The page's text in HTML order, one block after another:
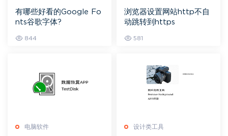
有哪些好看的Google Fo
nts谷歌字体?
844
浏览器设置网站http不自
动跳转到https
581
电脑软件 设计类工具